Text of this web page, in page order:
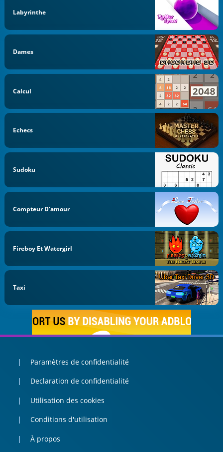
Labyrinthe
Dames
Calcul
Echecs
Sudoku
Compteur D'amour
Fireboy Et Watergirl
Taxi
Paramètres de confidentialité
Declaration de confidentialité
Utilisation des cookies
Conditions d'utilisation
À propos